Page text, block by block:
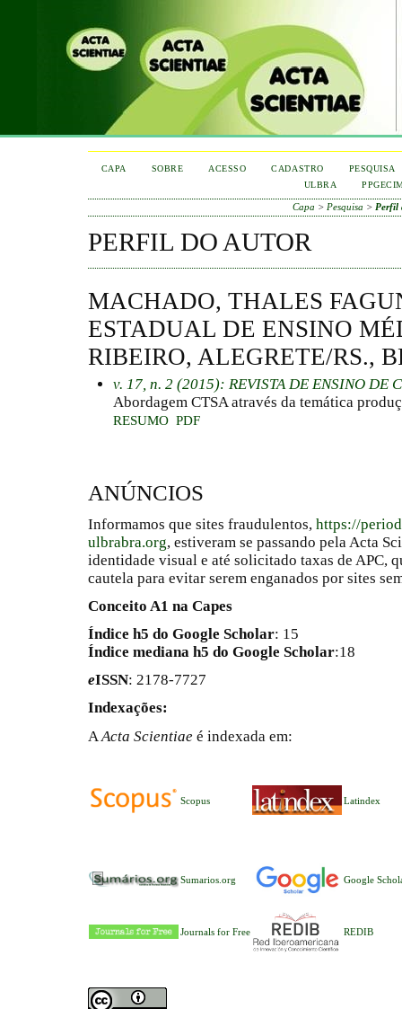
CAPA SOBRE ACESSO CADASTRO
PESQUISA
ULBRA
Capa > Pesquisa > Perfil
PERFIL DO AUTOR
MACHADO, THALES
ESTADUAL DE ENSINO
RIBEIRO, ALEGRETE/RS.,
v. 17, n. 2 (2015): REVISTA DE ENSINO DE
Abordagem CTSA através da temática
RESUMO PDF
ANÚNCIOS
Informamos que sites fraudulentos, https://
ulbrabra.org, estiveram se passando pela Acta
identidade visual e até solicitado taxas de APC,
cautela para evitar serem enganados por sites
Conceito A1 na Capes
Índice h5 do Google Scholar: 15
Índice mediana h5 do Google Scholar:18
eISSN: 2178-7727
Indexações:
A Acta Scientiae é indexada em:
Scopus Latindex
Sumarios.org Google
Journals for Free REDIB